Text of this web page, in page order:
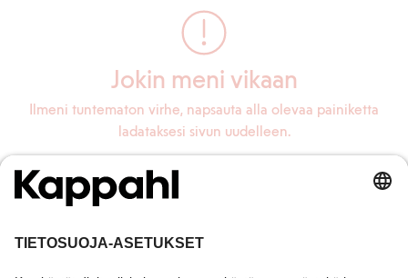
Jokin meni vikaan
Ilmeni tuntematon virhe, napsauta alla olevaa painiketta
ladataksesi sivun uudelleen.
Lataa sivu uudelleen